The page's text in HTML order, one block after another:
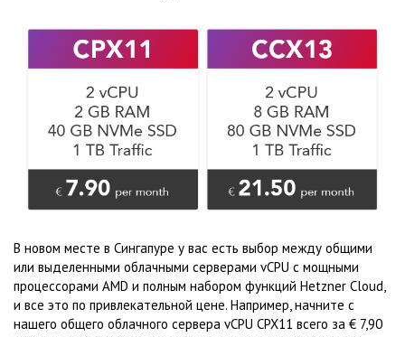
В новом месте в Сингапуре у вас есть выбор между общими
или выделенными облачными серверами vCPU с мощными
процессорами AMD и полным набором функций Hetzner Cloud,
и все это по привлекательной цене. Например, начните с
нашего общего облачного сервера vCPU CPX11 всего за € 7,90